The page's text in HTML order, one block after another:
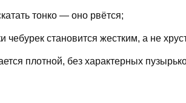
тонко — оно рвётся;
чебурек становится жестким, а не
плотной, без характерных